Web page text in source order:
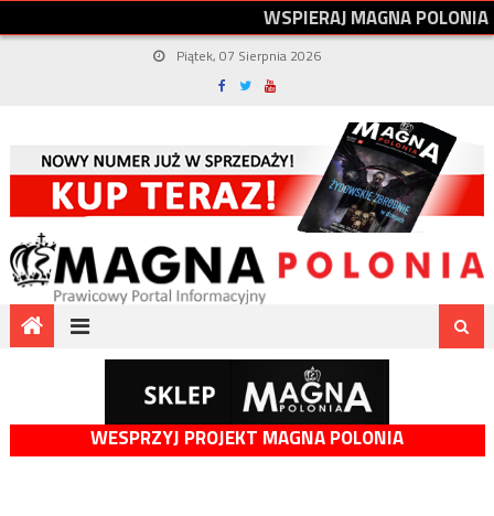
WSPIERAJMAGNAPOLONIA
Piątek, 07 Sierpnia 2026
WESPRZYJ PROJEKT MAGNA POLONIA